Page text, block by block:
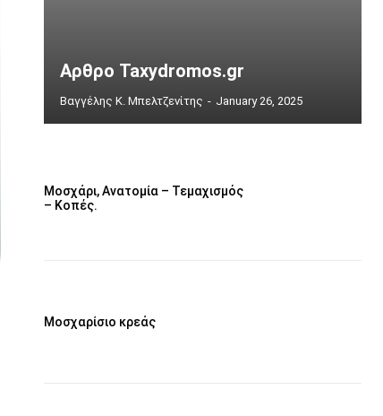
Αρθρο Taxydromos.gr
Βαγγέλης Κ. Μπελτζενίτης - January 26, 2025
Μοσχάρι, Ανατομία – Τεμαχισμός
– Κοπές.
Μοσχαρίσιο κρεάς